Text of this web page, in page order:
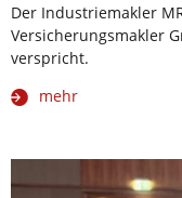
Der Industriemakler
Versicherungsmakler
verspricht.
mehr